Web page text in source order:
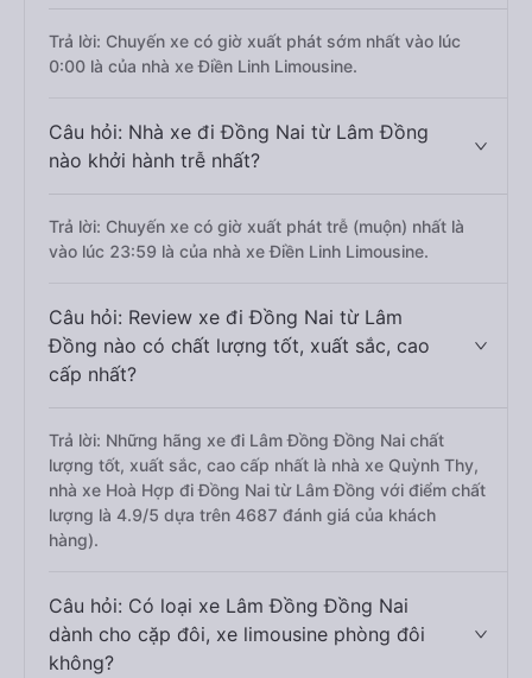
Trả lời: Chuyến xe có giờ xuất phát sớm nhất vào lúc
0:00 là của nhà xe Điền Linh Limousine.
Câu hỏi: Nhà xe đi Đồng Nai từ Lâm Đồng
nào khởi hành trễ nhất?
Trả lời: Chuyến xe có giờ xuất phát trễ (muộn) nhất là
vào lúc 23:59 là của nhà xe Điền Linh Limousine.
Câu hỏi: Review xe đi Đồng Nai từ Lâm
Đồng nào có chất lượng tốt, xuất sắc, cao
cấp nhất?
Trả lời: Những hãng xe đi Lâm Đồng Đồng Nai chất
lượng tốt, xuất sắc, cao cấp nhất là nhà xe Quỳnh Thy,
nhà xe Hoà Hợp đi Đồng Nai từ Lâm Đồng với điểm chất
lượng là 4.9/5 dựa trên 4687 đánh giá của khách
hàng).
Câu hỏi: Có loại xe Lâm Đồng Đồng Nai
dành cho cặp đôi, xe limousine phòng đôi
không?